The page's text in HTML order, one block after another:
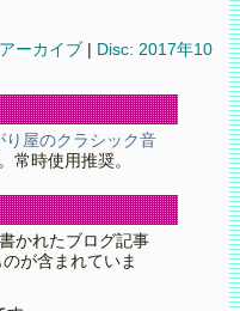
アーカイブ
Disc: 2017年10
屋のクラシック音
常時使用推奨。
かれたブログ記事
が含まれていま